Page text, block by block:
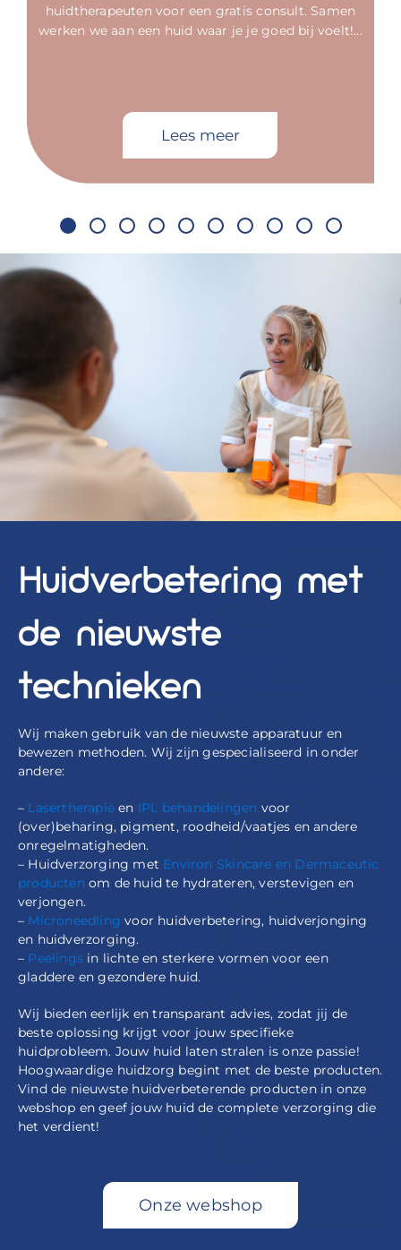
huidtherapeuten voor een gratis consult. Samen
werken we aan een huid waar je je goed bij voelt!...
Lees meer
Huidverbetering met
de nieuwste
technieken
Wij maken gebruik van de nieuwste apparatuur en
bewezen methoden. Wij zijn gespecialiseerd in onder
andere:
– Lasertherapie en IPL behandelingen voor
(over)beharing, pigment, roodheid/vaatjes en andere
onregelmatigheden.
– Huidverzorging met Environ Skincare en Dermaceutic
producten om de huid te hydrateren, verstevigen en
verjongen.
– Microneedling voor huidverbetering, huidverjonging
en huidverzorging.
– Peelings in lichte en sterkere vormen voor een
gladdere en gezondere huid.
Wij bieden eerlijk en transparant advies, zodat jij de
beste oplossing krijgt voor jouw specifieke
huidprobleem. Jouw huid laten stralen is onze passie!
Hoogwaardige huidzorg begint met de beste producten.
Vind de nieuwste huidverbeterende producten in onze
webshop en geef jouw huid de complete verzorging die
het verdient!
Onze webshop